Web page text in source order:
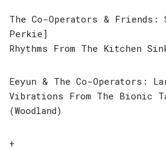
The Co-Operators &
Perkie]
Rhythms From The Kitchen
Eeyun & The Co-Operators:
Vibrations From The Bionic
(Woodland)
+